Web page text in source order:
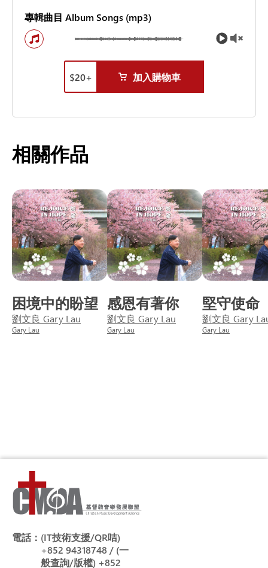
專輯曲目 Album Songs (mp3)
$20+ 加入購物車
相關作品
困境中的盼望
劉文良 Gary Lau
Gary Lau
感恩有著你
劉文良 Gary Lau
Gary Lau
堅守使命
劉文良 Gary
Gary Lau
電話： (IT技術支援/QR咭)
+852 94318748 / (一
般查詢/版權) +852